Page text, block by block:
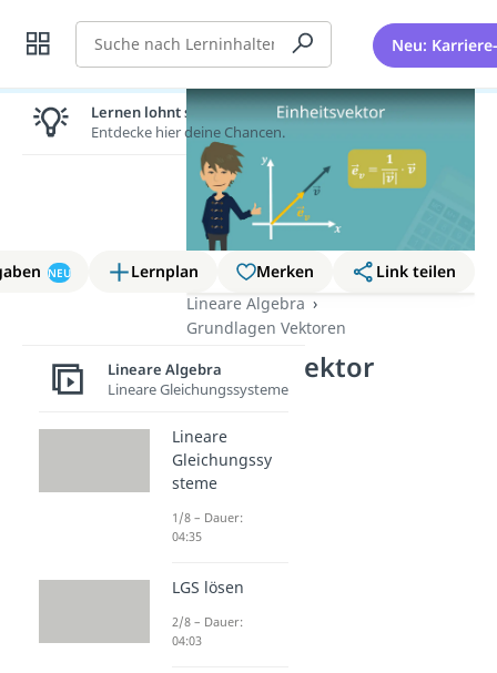
Suche Neu:
NEU Lernplan Merken
Link teilen
Lineare Algebra
Grundlagen Vektoren
Einheitsvektor
Lernen lohnt sich!
Entdecke hier deine Chancen.
Lineare Algebra
Lineare Gleichungssysteme
Lineare
Gleichungssy
steme
1/8 – Dauer:
04:35
LGS lösen
2/8 – Dauer:
04:03